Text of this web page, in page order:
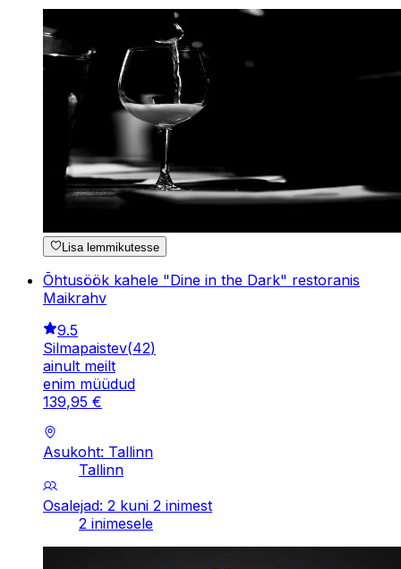
Lisa lemmikutesse
Õhtusöök kahele "Dine in the Dark" restoranis
Maikrahv
9.5
Silmapaistev(42)
ainult meilt
enim müüdud
139,95 €
Asukoht: Tallinn
Tallinn
Osalejad: 2 kuni 2 inimest
2 inimesele